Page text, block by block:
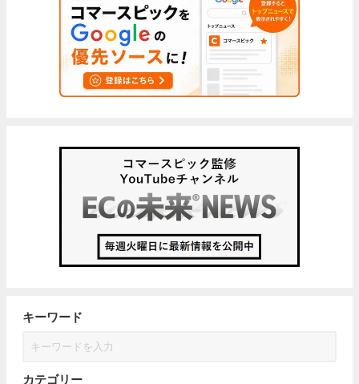
キーワード
カテゴリー